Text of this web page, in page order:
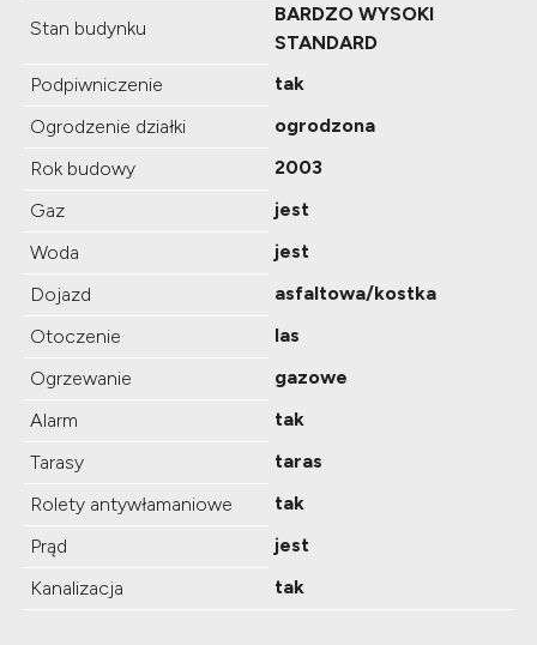
Stan budynku
BARDZO WYSOKI
STANDARD
Podpiwniczenie
tak
Ogrodzenie działki
ogrodzona
Rok budowy
2003
Gaz
jest
Woda
jest
Dojazd
asfaltowa/kostka
Otoczenie
las
Ogrzewanie
gazowe
Alarm
tak
Tarasy
taras
Rolety antywłamaniowe
tak
Prąd
jest
Kanalizacja
tak